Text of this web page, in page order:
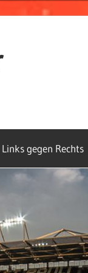
Links gegen Rechts